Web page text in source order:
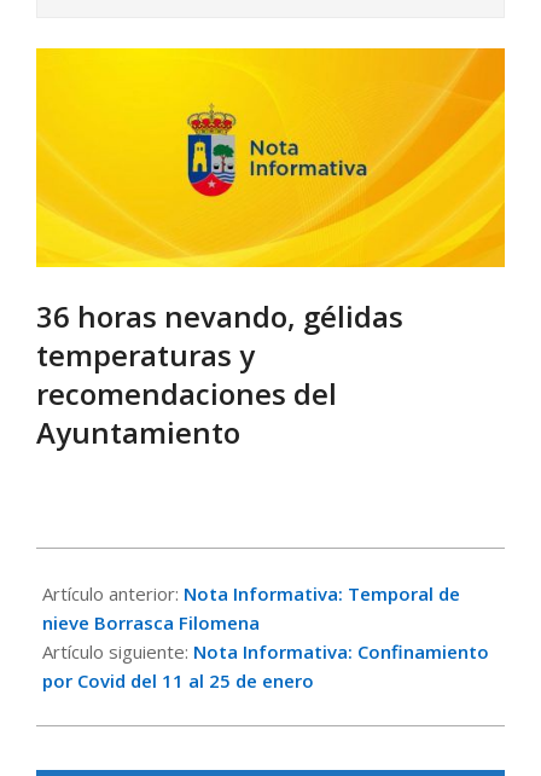
36 horas nevando, gélidas
temperaturas y
recomendaciones del
Ayuntamiento
01-
10
Artículo anterior: Nota Informativa: Temporal de
nieve Borrasca Filomena
Artículo siguiente: Nota Informativa: Confinamiento
por Covid del 11 al 25 de enero